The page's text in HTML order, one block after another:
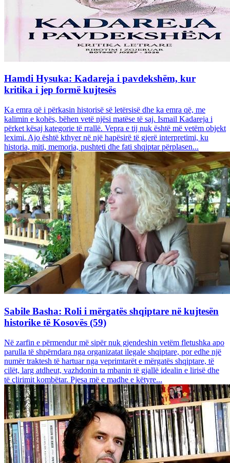
Hamdi Hysuka: Kadareja i pavdekshëm, kur
kritika i jep formë kujtesës
Ka emra që i përkasin historisë së letërsisë dhe ka emra që, me
kalimin e kohës, bëhen vetë njësi matëse të saj. Ismail Kadareja i
përket kësaj kategorie të rrallë. Vepra e tij nuk është më vetëm objekt
leximi. Ajo është kthyer në një hapësirë të gjerë interpretimi, ku
historia, miti, memoria, pushteti dhe fati shqiptar përplasen...
Sabile Basha: Roli i mërgatës shqiptare në kujtesën
historike të Kosovës (59)
Në zarfin e përmendur më sipër nuk gjendeshin vetëm fletushka apo
parulla të shpërndara nga organizatat ilegale shqiptare, por edhe një
numër traktesh të hartuar nga veprimtarët e mërgatës shqiptare, të
cilët, larg atdheut, vazhdonin ta mbanin të gjallë idealin e lirisë dhe
të çlirimit kombëtar. Pjesa më e madhe e këtyre...